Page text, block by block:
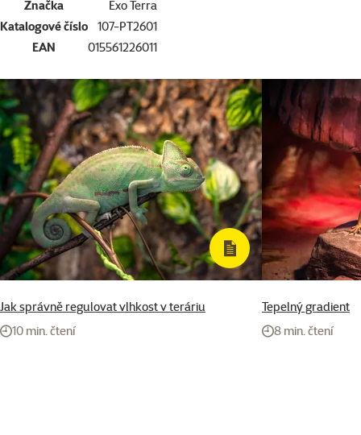
Značka
Exo Terra
Katalogové číslo
107-PT2601
EAN
015561226011
Jak správně regulovat vlhkost v teráriu
10 min. čtení
Tepelný gradient
8 min. čtení